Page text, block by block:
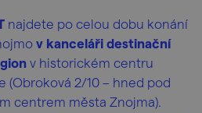
najdete po celou dobu konání
v kanceláři destinační
v historickém centru
(Obroková 2/10 – hned pod
centrem města Znojma).